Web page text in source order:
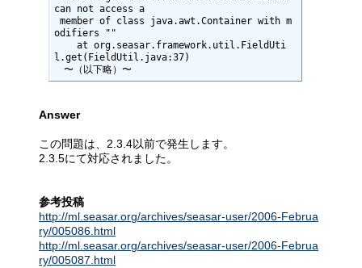
can not access a
odifiers ""
l.get(FieldUtil.java:37)
〜（以下略）〜
Answer
この問題は、2.3.4以前で発生します。
2.3.5にて対応されました。
参考投稿
http://ml.seasar.org/archives/seasar-user/2006-Februa
ry/005086.html
http://ml.seasar.org/archives/seasar-user/2006-Februa
ry/005087.html